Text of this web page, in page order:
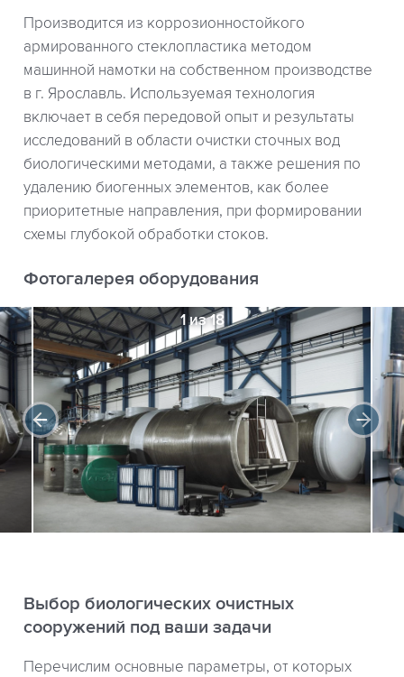
Производится из коррозионностойкого
армированного стеклопластика методом
машинной намотки на собственном производстве
в г. Ярославль. Используемая технология
включает в себя передовой опыт и результаты
исследований в области очистки сточных вод
биологическими методами, а также решения по
удалению биогенных элементов, как более
приоритетные направления, при формировании
схемы глубокой обработки стоков.
Фотогалерея оборудования
1 из 18
Выбор биологических очистных
сооружений под ваши задачи
Перечислим основные параметры, от которых